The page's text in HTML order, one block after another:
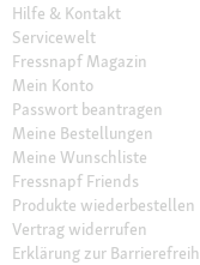
Hilfe & Kontakt
Servicewelt
Fressnapf Magazin
Mein Konto
Passwort beantragen
Meine Bestellungen
Meine Wunschliste
Fressnapf Friends
Produkte wiederbestellen
Vertrag widerrufen
Erklärung zur